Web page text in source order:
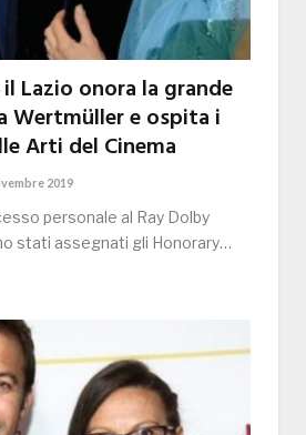
Lazio onora la grande
Wertmüller e ospita i
Arti del Cinema
2019
personale al Ray Dolby
stati assegnati gli Honorary…